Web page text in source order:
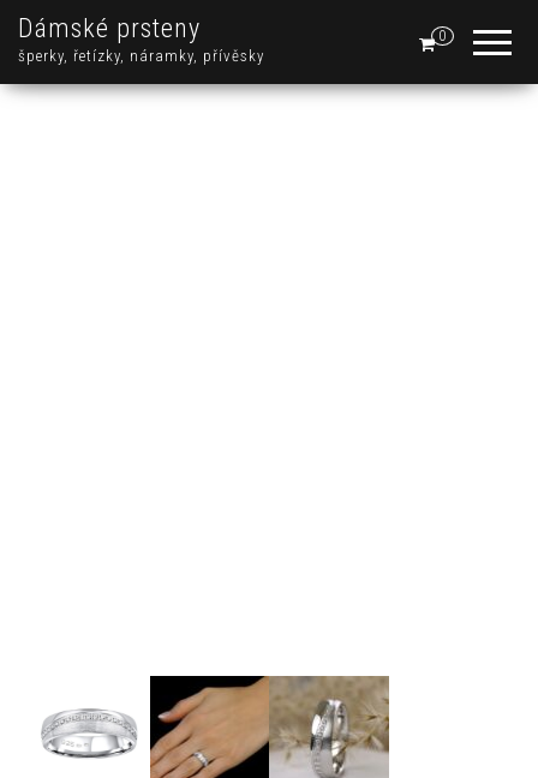
Dámské prsteny
šperky, řetízky, náramky, přívěsky
0